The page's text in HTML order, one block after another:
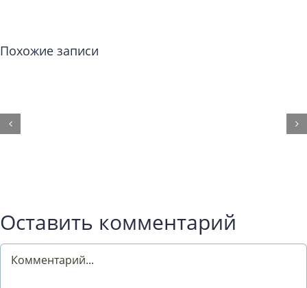
Похожие записи
Оставить комментарий
Comment